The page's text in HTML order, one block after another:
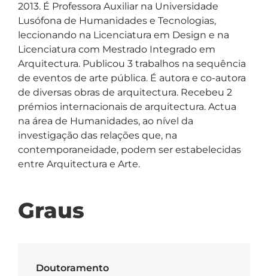
2013. É Professora Auxiliar na Universidade
Lusófona de Humanidades e Tecnologias,
leccionando na Licenciatura em Design e na
Licenciatura com Mestrado Integrado em
Arquitectura. Publicou 3 trabalhos na sequência
de eventos de arte pública. É autora e co-autora
de diversas obras de arquitectura. Recebeu 2
prémios internacionais de arquitectura. Actua
na área de Humanidades, ao nível da
investigação das relações que, na
contemporaneidade, podem ser estabelecidas
entre Arquitectura e Arte.
Graus
Doutoramento